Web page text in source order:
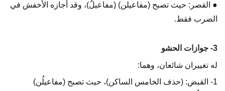
● القصر: حيث تصبح (مفاعيلن) (مفاعيلُ)، وقد أجازه الأخفش في
الضرب فقط.
3- جوازات الحشو
له تغييران شائعان، وهما:
1- القبض: (حذف الخامس الساكن)، حيث تصبح (مفاعيلُن)